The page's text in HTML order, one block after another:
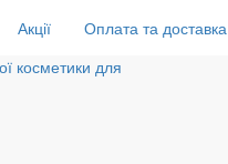
Акції Оплата та доставка